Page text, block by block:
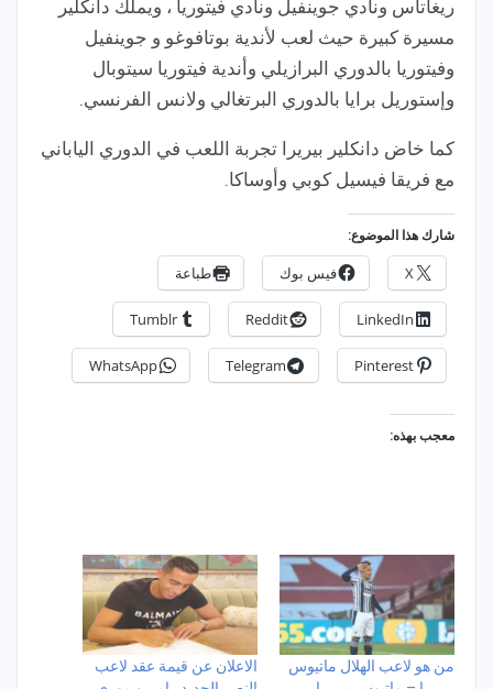
ريغاتاس ونادي جوينفيل ونادي فيتوريا ، ويملك دانكلير
مسيرة كبيرة حيث لعب لأندية بوتافوغو و جوينفيل
وفيتوريا بالدوري البرازيلي وأندية فيتوريا سيتوبال
وإستوريل برايا بالدوري البرتغالي ولانس الفرنسي.
كما خاض دانكلير بيريرا تجربة اللعب في الدوري الياباني
مع فريقا فيسيل كوبي وأوساكا.
شارك هذا الموضوع:
X فيس بوك طباعة
LinkedIn
Reddit
Tumblr
Pinterest
Telegram
WhatsApp
معجب بهذه:
من هو لاعب الهلال ماتيوس
الاعلان عن قيمة عقد لاعب